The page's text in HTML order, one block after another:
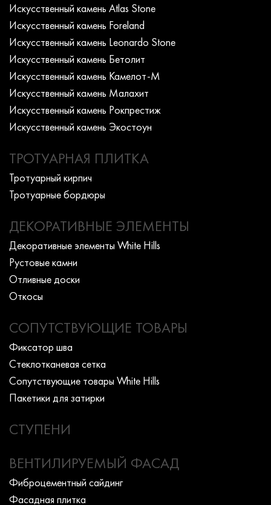
Искусcтвенный камень Atlas Stone
Искусcтвенный камень Foreland
Искусcтвенный камень Leonardo Stone
Искусcтвенный камень Бетолит
Искусcтвенный камень Камелот-М
Искусcтвенный камень Малахит
Искусcтвенный камень Рокпрестиж
Искусcтвенный камень Экостоун
ТРОТУАРНАЯ ПЛИТКА
Тротуарный кирпич
Тротуарные бордюры
ДЕКОРАТИВНЫЕ ЭЛЕМЕНТЫ
Декоративные элементы White Hills
Рустовые камни
Отливные доски
Откосы
СОПУТСТВУЮЩИЕ ТОВАРЫ
Фиксатор шва
Стеклотканевая сетка
Сопутствующие товары White Hills
Пакетики для затирки
СТУПЕНИ
ВЕНТИЛИРУЕМЫЙ ФАСАД
Фиброцементный сайдинг
Фасадная плитка